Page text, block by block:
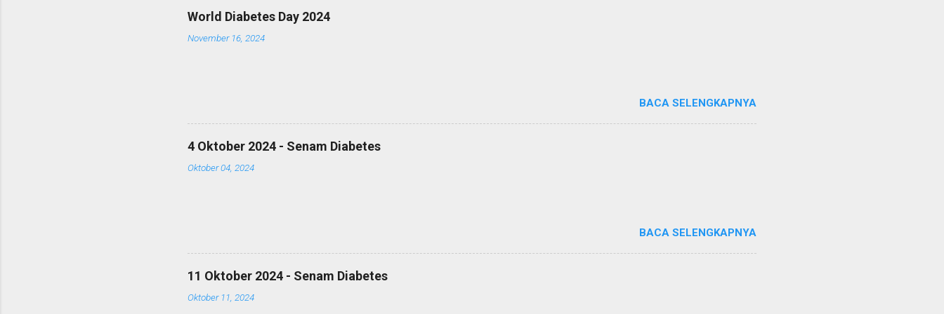
World Diabetes Day 2024
November 16, 2024
BACA SELENGKAPNYA
4 Oktober 2024 - Senam Diabetes
Oktober 04, 2024
BACA SELENGKAPNYA
11 Oktober 2024 - Senam Diabetes
Oktober 11, 2024